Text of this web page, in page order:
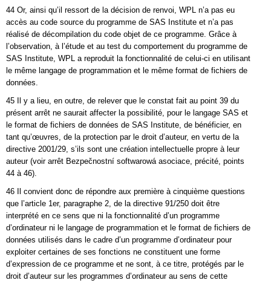
44 Or, ainsi qu’il ressort de la décision de renvoi, WPL n’a pas eu
accès au code source du programme de SAS Institute et n’a pas
réalisé de décompilation du code objet de ce programme. Grâce à
l’observation, à l’étude et au test du comportement du programme de
SAS Institute, WPL a reproduit la fonctionnalité de celui-ci en utilisant
le même langage de programmation et le même format de fichiers de
données.
45 Il y a lieu, en outre, de relever que le constat fait au point 39 du
présent arrêt ne saurait affecter la possibilité, pour le langage SAS et
le format de fichiers de données de SAS Institute, de bénéficier, en
tant qu’œuvres, de la protection par le droit d’auteur, en vertu de la
directive 2001/29, s’ils sont une création intellectuelle propre à leur
auteur (voir arrêt Bezpečnostní softwarowá asociace, précité, points
44 à 46).
46 Il convient donc de répondre aux première à cinquième questions
que l’article 1er, paragraphe 2, de la directive 91/250 doit être
interprété en ce sens que ni la fonctionnalité d’un programme
d’ordinateur ni le langage de programmation et le format de fichiers de
données utilisés dans le cadre d’un programme d’ordinateur pour
exploiter certaines de ses fonctions ne constituent une forme
d’expression de ce programme et ne sont, à ce titre, protégés par le
droit d’auteur sur les programmes d’ordinateur au sens de cette